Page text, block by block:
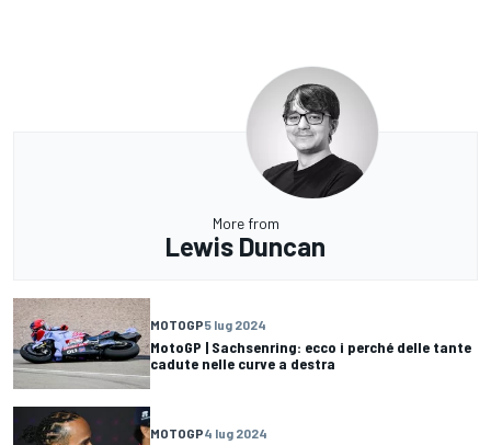
More from
Lewis Duncan
MOTOGP5 lug 2024
MotoGP | Sachsenring: ecco i perché delle tante
cadute nelle curve a destra
MOTOGP4 lug 2024